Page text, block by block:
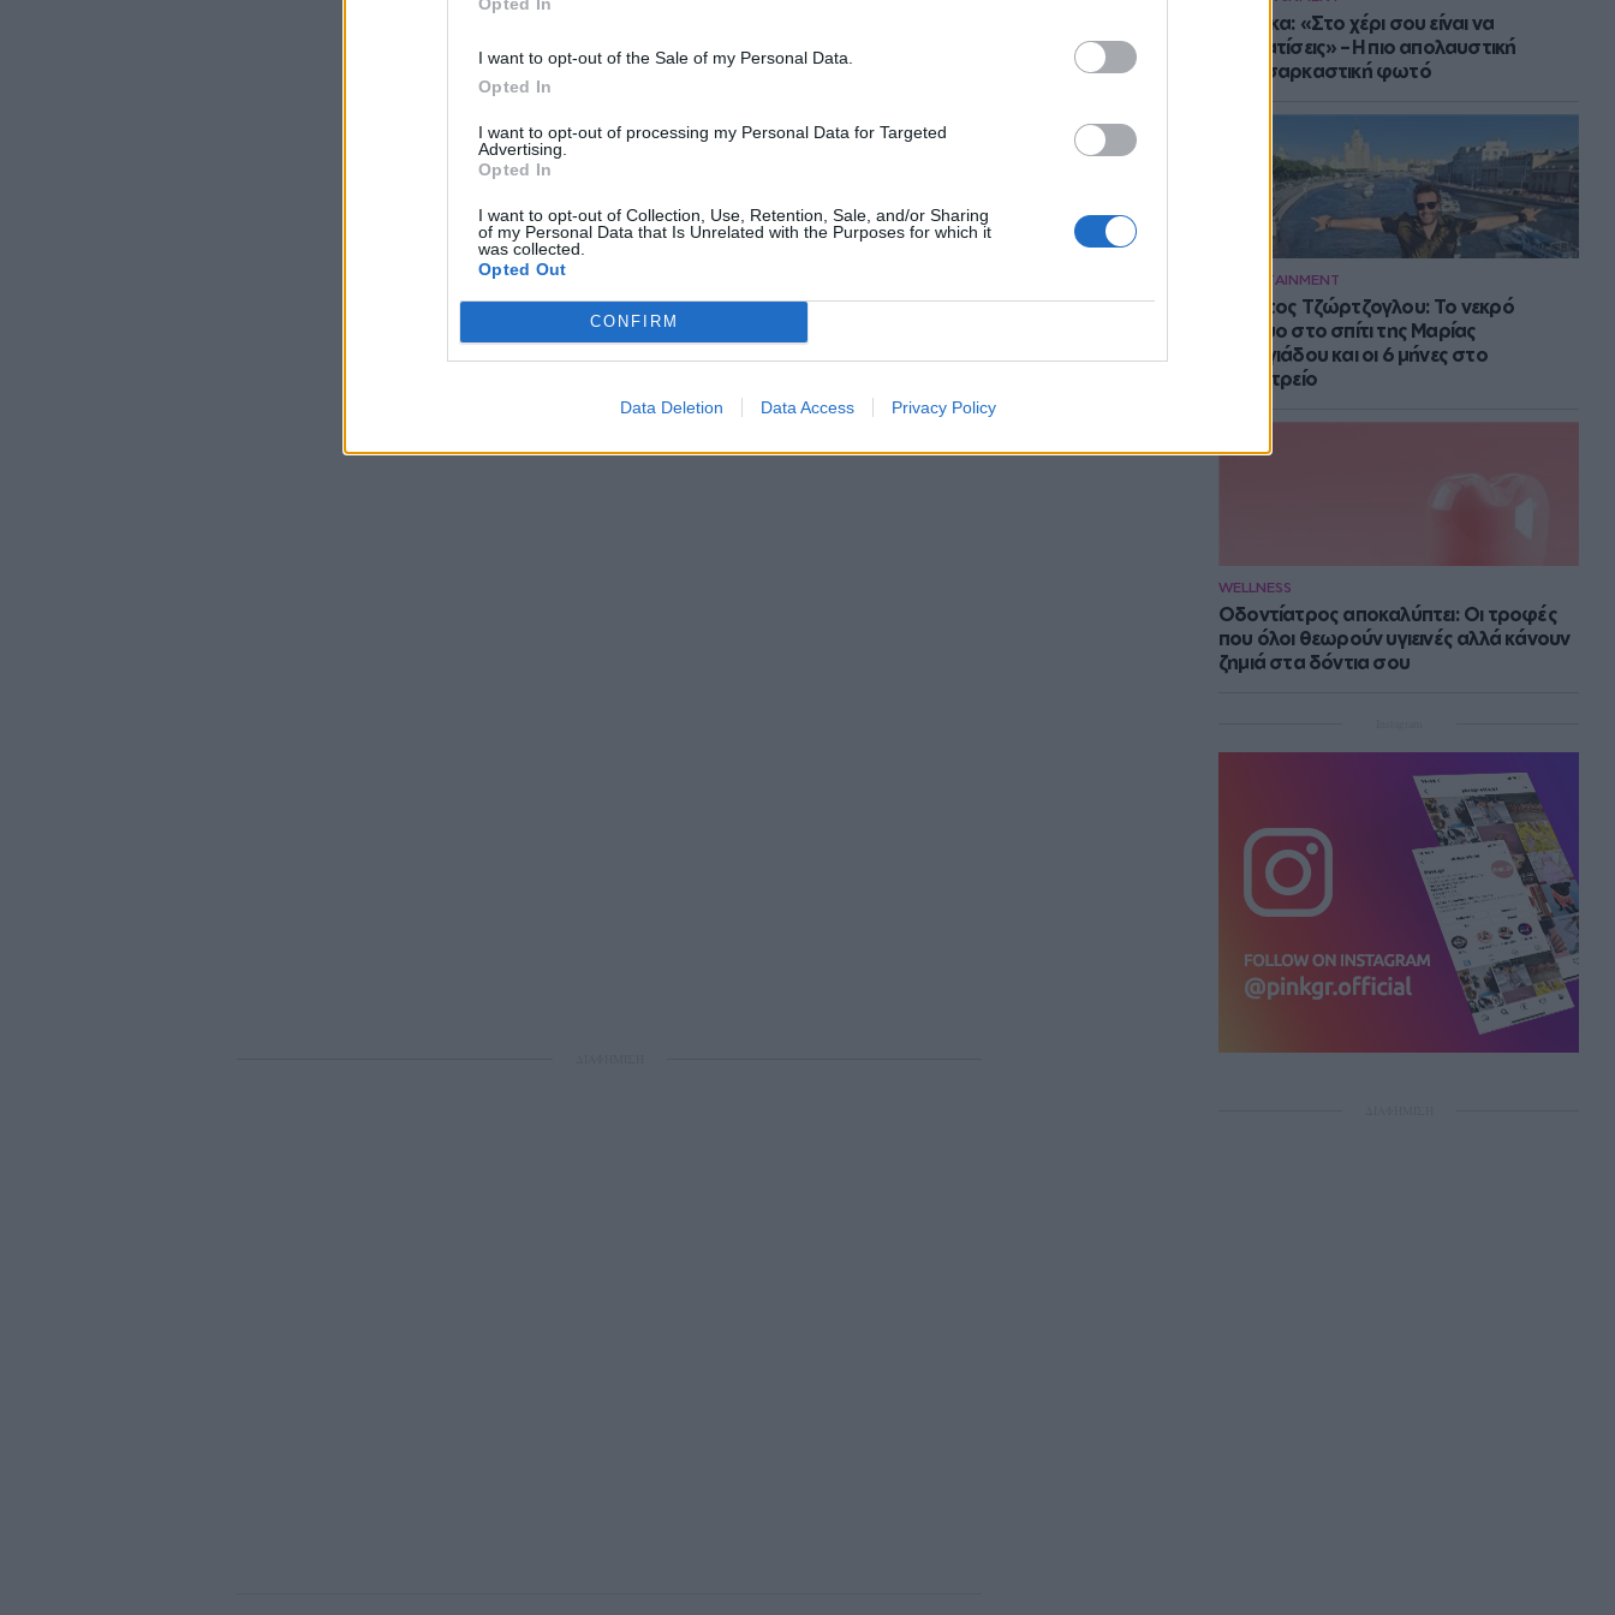
I want to opt-out of the Sale of my Personal Data.
Opted In
I want to opt-out of processing my Personal Data for Targeted
Advertising.
Opted In
I want to opt-out of Collection, Use, Retention, Sale, and/or Sharing
of my Personal Data that Is Unrelated with the Purposes for which it
was collected.
Opted Out
CONFIRM
Data Deletion Data Access Privacy Policy
Μπάρκα: «Στο χέρι σου είναι να
αδυνατίσεις» – Η πιο απολαυστική
αυτοσαρκαστική φωτό
ENTERTAINMENT
Στράτος Τζώρτζογλου: Το νεκρό
έμβρυο στο σπίτι της Μαρίας
Γεωργιάδου και οι 6 μήνες στο
ψυχιατρείο
WELLNESS
Οδοντίατρος αποκαλύπτει: Οι τροφές
που όλοι θεωρούν υγιεινές αλλά κάνουν
ζημιά στα δόντια σου